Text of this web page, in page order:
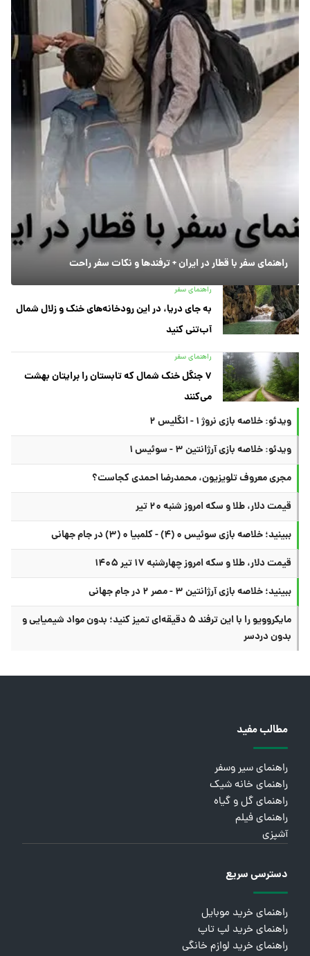
راهنمای سفر با قطار در ایران + ترفندها و نکات سفر راحت
راهنمای سفر
به جای دریا، در این رودخانه‌های خنک و زلال شمال
آب‌تنی کنید
راهنمای سفر
۷ جنگل خنک شمال که تابستان را برایتان بهشت
می‌کنند
ویدئو: خلاصه بازی نروژ ۱ - انگلیس ۲
ویدئو: خلاصه بازی آرژانتین ۳ - سوئیس ۱
مجری معروف تلویزیون، محمدرضا احمدی کجاست؟
قیمت دلار، طلا و سکه امروز شنبه ۲۰ تیر
ببینید؛ خلاصه بازی سوئیس ۰ (۴) - کلمبیا ۰ (۳) در جام جهانی
قیمت دلار، طلا و سکه امروز چهارشنبه ۱۷ تیر ۱۴۰۵
ببینید؛ خلاصه بازی آرژانتین ۳ - مصر ۲ در جام جهانی
مایکروویو را با این ترفند ۵ دقیقه‌ای تمیز کنید؛ بدون مواد شیمیایی و
بدون دردسر
مطالب مفید
راهنمای سیر وسفر
راهنمای خانه شیک
راهنمای گل و گیاه
راهنمای فیلم
آشپزی
دسترسی سریع
راهنمای خرید موبایل
راهنمای خرید لپ تاپ
راهنمای خرید لوازم خانگی